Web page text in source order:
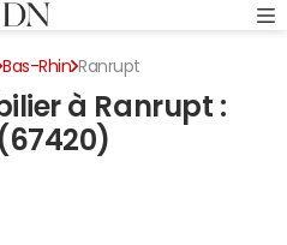
Bas-Rhin Ranrupt
à Ranrupt :